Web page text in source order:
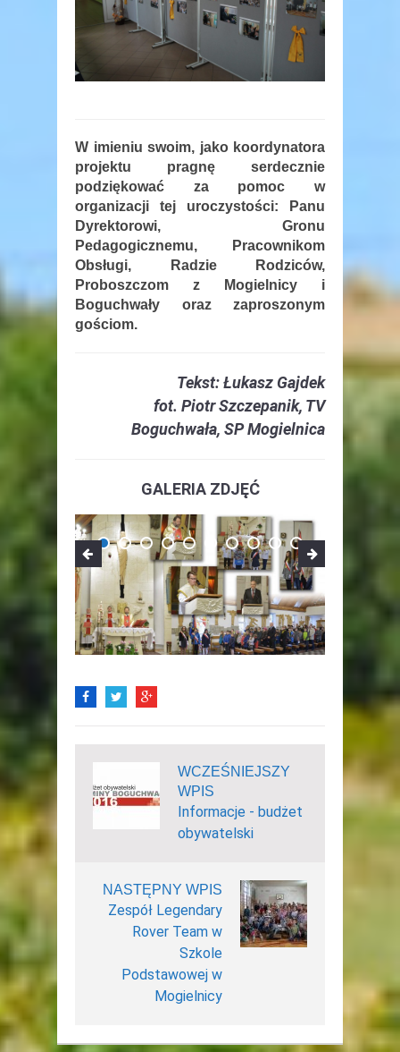
W imieniu swoim, jako koordynatora
projektu pragnę serdecznie
podziękować za pomoc w
organizacji tej uroczystości: Panu
Dyrektorowi, Gronu
Pedagogicznemu, Pracownikom
Obsługi, Radzie Rodziców,
Proboszczom z Mogielnicy i
Boguchwały oraz zaproszonym
gościom.
Tekst: Łukasz Gajdek
fot. Piotr Szczepanik, TV
Boguchwała, SP Mogielnica
GALERIA ZDJĘĆ
WCZEŚNIEJSZY
WPIS
Informacje - budżet
obywatelski
NASTĘPNY WPIS
Zespół Legendary
Rover Team w
Szkole
Podstawowej w
Mogielnicy